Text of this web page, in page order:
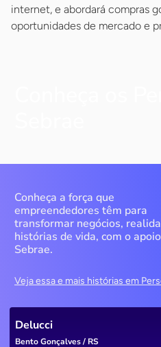
internet, e abordará compras
oportunidades de mercado e
Conheça a força que
empreendedores têm para
transformar negócios,
histórias de vida, com o
Sebrae.
Veja essa e mais histórias em
Delucci
Bento Gonçalves / RS